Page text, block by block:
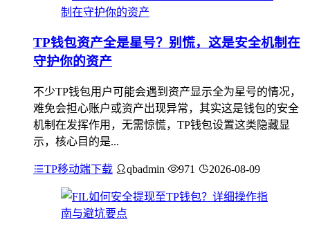
TP钱包资产全是星号？别慌，这是安全机制在
守护你的资产
不少TP钱包用户可能会遇到资产显示全为星号的情况，
难免会担心账户或资产出现异常，其实这是钱包的安全
机制在发挥作用，无需惊慌，TP钱包设置这类隐藏显
示，核心目的是...
TP移动端下载 qbadmin 971 2026-08-09